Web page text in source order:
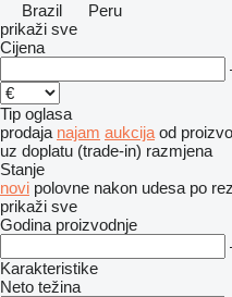
Brazil
Peru
prikaži sve
Cijena
Tip oglasa
prodaja najam aukcija od
uz doplatu (trade-in) razmjena
Stanje
novi polovne nakon udesa po
prikaži sve
Godina proizvodnje
Karakteristike
Neto težina